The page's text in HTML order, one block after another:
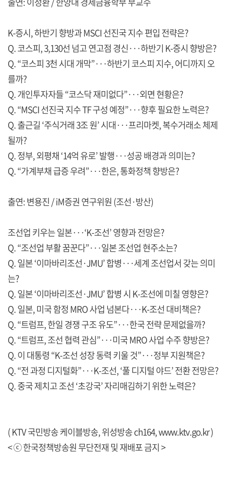
K-증시, 하반기 향방과 MSCI 선진국 지수 편입 전략은?
Q. 코스피, 3,130선 넘고 연고점 경신···하반기 K-증시 향방은?
Q. “코스피 3천 시대 개막”···하반기 코스피 지수, 어디까지 오
를까?
Q. 개인투자자들 “코스닥 재미없다”···외면 현황은?
Q. “MSCI 선진국 지수 TF 구성 예정”···향후 필요한 노력은?
Q. 출근길 ‘주식거래 3조 원’ 시대···프리마켓, 복수거래소 체제
될까?
Q. 정부, 외평채 ‘14억 유로’ 발행···성공 배경과 의미는?
Q. “가계부채 급증 우려”···한은, 통화정책 향방은?
출연: 변용진 / iM증권 연구위원 (조선·방산)
조선업 키우는 일본···‘K-조선’ 영향과 전망은?
Q. “조선업 부활 꿈꾼다”···일본 조선업 현주소는?
Q. 일본 ‘이마바리조선·JMU’ 합병···세계 조선업서 갖는 의미
는?
Q. 일본 ‘이마바리조선·JMU’ 합병 시 K-조선에 미칠 영향은?
Q. 일본, 미국 함정 MRO 사업 넘본다···K-조선 대비책은?
Q. “트럼프, 한일 경쟁 구조 유도”···한국 전략 문제없을까?
Q. “트럼프, 조선 협력 관심”···미국 MRO 사업 수주 향방은?
Q. 이 대통령 “K-조선 성장 동력 키울 것”···정부 지원책은?
Q. “전 과정 디지털화”···K-조선, ‘풀 디지털 야드’ 전환 전망은?
Q. 중국 제치고 조선 ‘초강국’ 자리매김하기 위한 노력은?
( KTV 국민방송 케이블방송, 위성방송 ch164,www.ktv.go.kr)
< ⓒ 한국정책방송원 무단전재 및 재배포 금지 >